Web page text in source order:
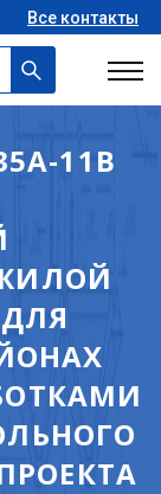
Все контакты
11В